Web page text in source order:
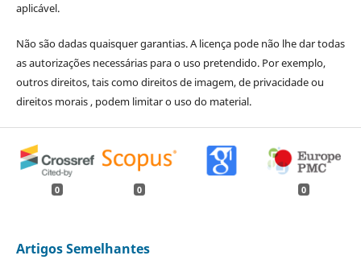
aplicável.
Não são dadas quaisquer garantias. A licença pode não lhe dar todas
as autorizações necessárias para o uso pretendido. Por exemplo,
outros direitos, tais como direitos de imagem, de privacidade ou
direitos morais , podem limitar o uso do material.
0 0 0
Artigos Semelhantes